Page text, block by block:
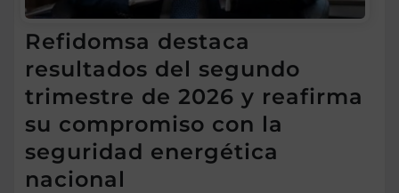
Refidomsa destaca
resultados del segundo
trimestre de 2026 y reafirma
su compromiso con la
seguridad energética
nacional